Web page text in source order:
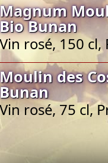
Magnum
Bio Bunan
Vin rosé, 150 cl,
Moulin des
Bunan
Vin rosé, 75 cl,